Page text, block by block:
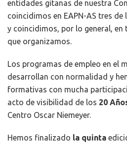
entidades gitanas de nuestra
coincidimos en EAPN-AS tres
y coincidimos, por lo general,
que organizamos.
Los programas de empleo en el
desarrollan con normalidad y
formativas con mucha
acto de visibilidad de los 20
Centro Oscar Niemeyer.
Hemos finalizado la quinta